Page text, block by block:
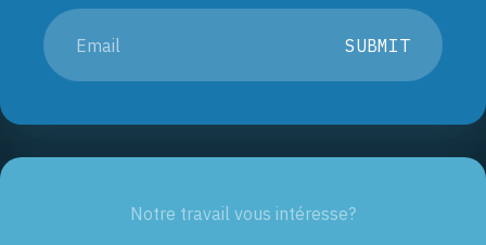
SUBMIT
Notre travail vous intéresse?